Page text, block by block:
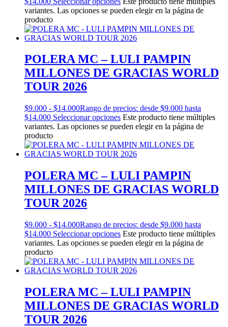
variantes. Las opciones se pueden elegir en la página de
producto
POLERA MC – LULI PAMPIN
MILLONES DE GRACIAS WORLD
TOUR 2026
$9.000 - $14.000Rango de precios: desde $9.000 hasta
$14.000 Seleccionar opciones Este producto tiene múltiples
variantes. Las opciones se pueden elegir en la página de
producto
POLERA MC – LULI PAMPIN
MILLONES DE GRACIAS WORLD
TOUR 2026
$9.000 - $14.000Rango de precios: desde $9.000 hasta
$14.000 Seleccionar opciones Este producto tiene múltiples
variantes. Las opciones se pueden elegir en la página de
producto
POLERA MC – LULI PAMPIN
MILLONES DE GRACIAS WORLD
TOUR 2026